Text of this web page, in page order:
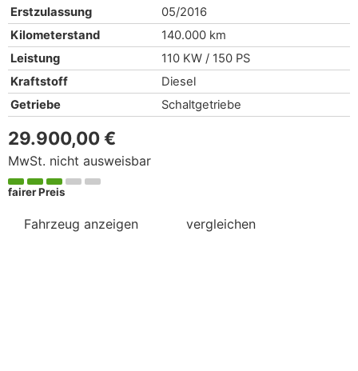
Erstzulassung
05/2016
Kilometerstand
140.000 km
Leistung
110 KW / 150 PS
Kraftstoff
Diesel
Getriebe
Schaltgetriebe
29.900,00 €
MwSt. nicht ausweisbar
fairer Preis
Fahrzeug anzeigen vergleichen